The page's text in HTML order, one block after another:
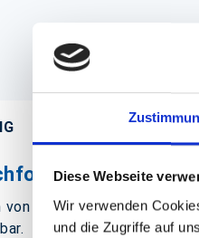
Diese Webseite
Wir verwenden
und die Zugriffe auf
transparent
von Paletten ist diese